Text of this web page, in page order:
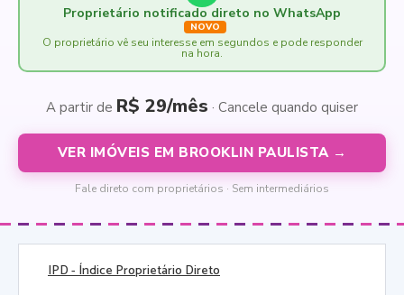
Proprietário notificado direto no WhatsApp
NOVO
O proprietário vê seu interesse em segundos e pode responder
na hora.
A partir de R$ 29/mês · Cancele quando quiser
VER IMÓVEIS EM BROOKLIN PAULISTA →
Fale direto com proprietários · Sem intermediários
IPD- Índice Proprietário Direto